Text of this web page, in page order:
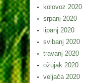
kolovoz 2020
srpanj 2020
lipanj 2020
svibanj 2020
travanj 2020
ožujak 2020
veljača 2020